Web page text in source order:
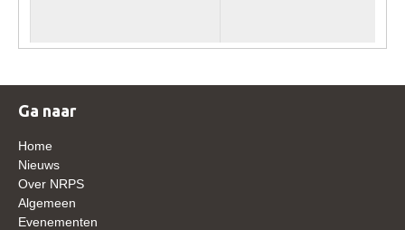
Dekhengsten
ZADEL 2026
Ga naar
Home
Nieuws
Over NRPS
Algemeen
Evenementen